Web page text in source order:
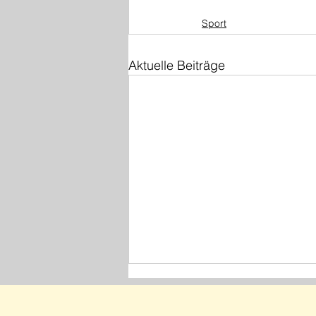
Sport
Aktuelle Beiträge